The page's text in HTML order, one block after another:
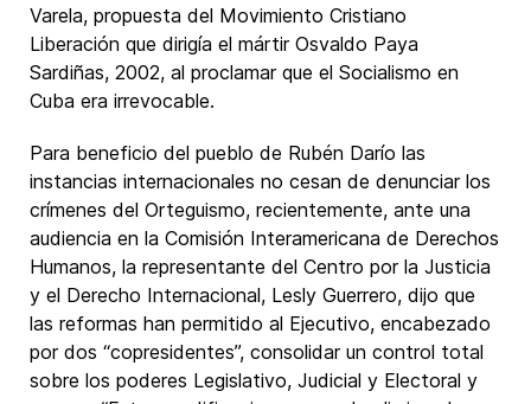
Varela, propuesta del Movimiento Cristiano
Liberación que dirigía el mártir Osvaldo Paya
Sardiñas, 2002, al proclamar que el Socialismo en
Cuba era irrevocable.
Para beneficio del pueblo de Rubén Darío las
instancias internacionales no cesan de denunciar los
crímenes del Orteguismo, recientemente, ante una
audiencia en la Comisión Interamericana de Derechos
Humanos, la representante del Centro por la Justicia
y el Derecho Internacional, Lesly Guerrero, dijo que
las reformas han permitido al Ejecutivo, encabezado
por dos “copresidentes”, consolidar un control total
sobre los poderes Legislativo, Judicial y Electoral y